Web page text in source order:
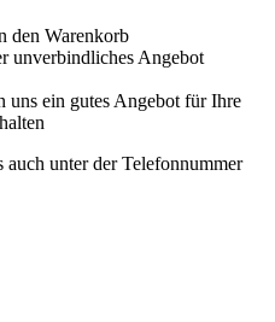
den Warenkorb
unverbindliches Angebot
uns ein gutes Angebot für Ihre
auch unter der Telefonnummer